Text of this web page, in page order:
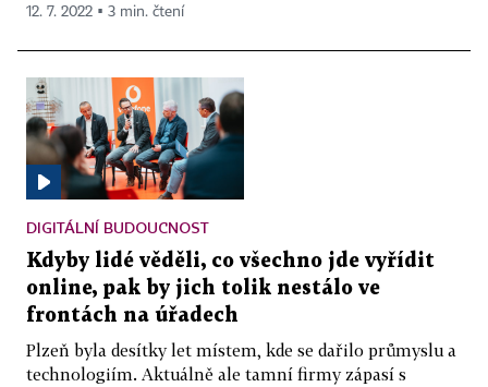
12. 7. 2022 ▪ 3 min. čtení
DIGITÁLNÍ BUDOUCNOST
Kdyby lidé věděli, co všechno jde vyřídit
online, pak by jich tolik nestálo ve
frontách na úřadech
Plzeň byla desítky let místem, kde se dařilo průmyslu a
technologiím. Aktuálně ale tamní firmy zápasí s